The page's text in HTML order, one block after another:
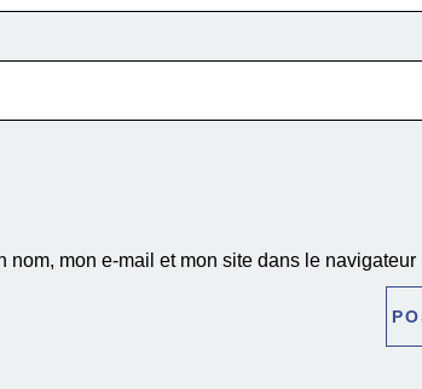
nom, mon e-mail et mon site dans le